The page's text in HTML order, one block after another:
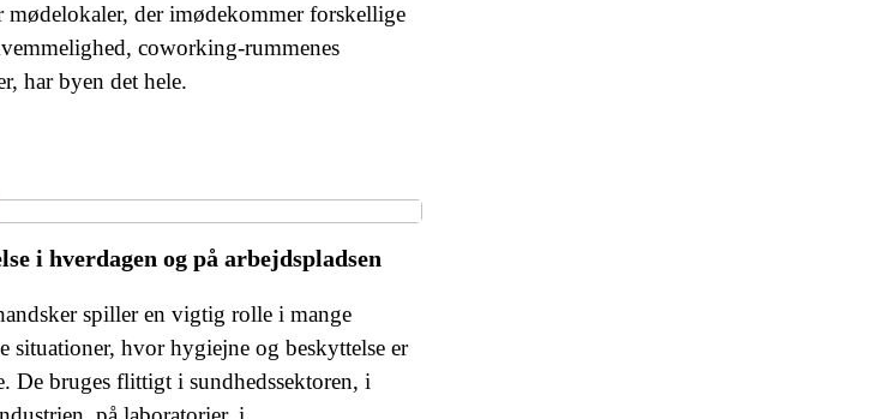
der imødekommer forskellige
coworking-rummenes
har byen det hele.
i hverdagen og på arbejdspladsen
spiller en vigtig rolle i mange
situationer, hvor hygiejne og beskyttelse er
De bruges flittigt i sundhedssektoren, i